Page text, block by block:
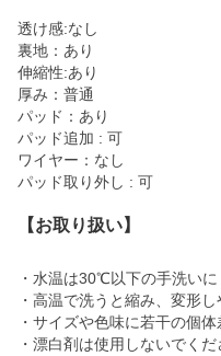
透け感:なし
裏地：あり
伸縮性:あり
厚み：普通
パッド：あり
パッド追加 : 可
ワイヤー：なし
パッド取り外し : 可
【お取り扱い】
・水温は30℃以下の手洗いに
・高温で洗うと縮み、変形し
・サイズや色味に若干の個
・漂白剤は使用しないでくだ